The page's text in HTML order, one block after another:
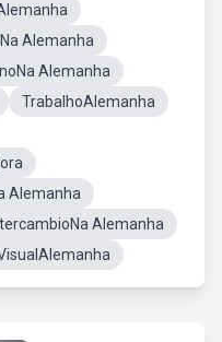
Alemanha
Alemanha
TrabalhoAlemanha
Alemanha
Alemanha